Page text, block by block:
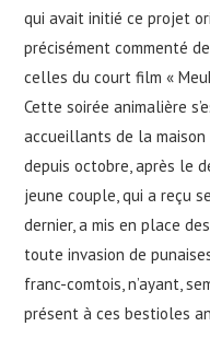
qui avait initié ce projet
précisément commenté
celles du court film «
Cette soirée animalière
accueillants de la
depuis octobre, après le
jeune couple, qui a reçu
dernier, a mis en place
toute invasion de
franc-comtois, n’ayant,
présent à ces bestioles